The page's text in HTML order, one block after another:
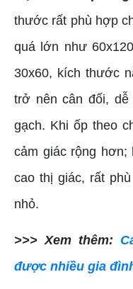
thước rất phù hợp
quá lớn như
30x60, kích thước
trở nên cân đối,
gạch. Khi ốp theo
cảm giác rộng hơn;
cao thị giác, rất
nhỏ.
>>> Xem thêm:
được nhiều gia